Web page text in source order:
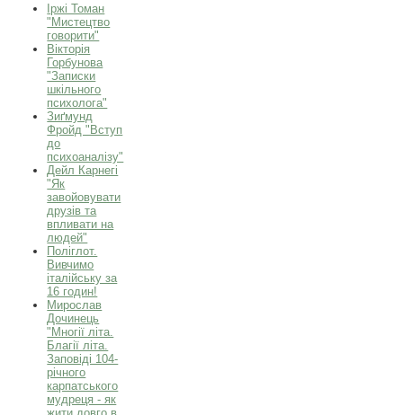
Іржі Томан
"Мистецтво
говорити"
Вікторія
Горбунова
"Записки
шкільного
психолога"
Зиґмунд
Фройд "Вступ
до
психоаналізу"
Дейл Карнегі
"Як
завойовувати
друзів та
впливати на
людей"
Поліглот.
Вивчимо
італійську за
16 годин!
Мирослав
Дочинець
"Многії літа.
Благії літа.
Заповіді 104-
річного
карпатського
мудреця - як